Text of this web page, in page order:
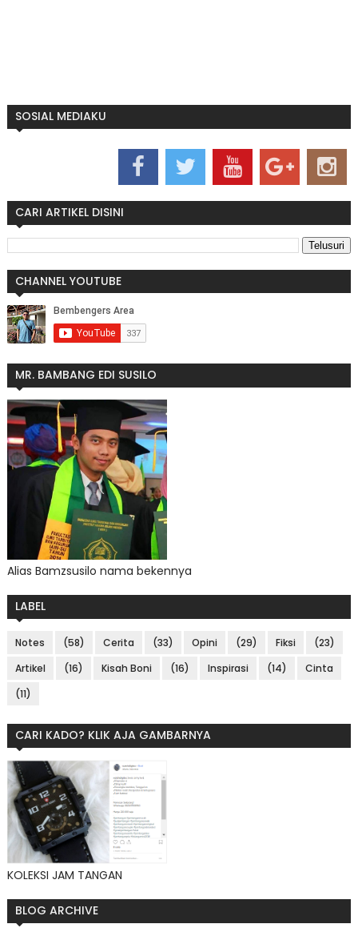
SOSIAL MEDIAKU
CARI ARTIKEL DISINI
CHANNEL YOUTUBE
MR. BAMBANG EDI SUSILO
Alias Bamzsusilo nama bekennya
LABEL
Notes (58) Cerita (33) Opini (29) Fiksi
(23)
Artikel
(16) Kisah Boni (16) Inspirasi (14)
Cinta
(11)
CARI KADO? KLIK AJA GAMBARNYA
KOLEKSI JAM TANGAN
BLOG ARCHIVE